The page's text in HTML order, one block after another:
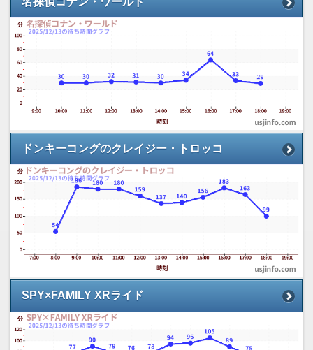
ドンキーコングのクレイジー・トロッコ
SPY×FAMILY XRライド